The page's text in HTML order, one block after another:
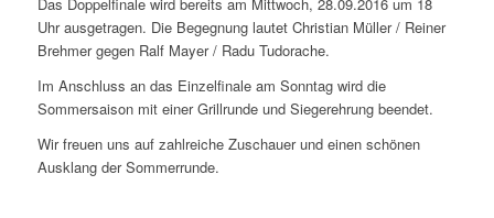
Uhr ausgetragen. Die Begegnung lautet Christian Müller / Reiner
Brehmer gegen Ralf Mayer / Radu Tudorache.
Im Anschluss an das Einzelfinale am Sonntag wird die
Sommersaison mit einer Grillrunde und Siegerehrung beendet.
Wir freuen uns auf zahlreiche Zuschauer und einen schönen
Ausklang der Sommerrunde.